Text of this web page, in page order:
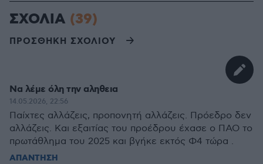
ΣΧΟΛΙΑ (39)
ΠΡΟΣΘΗΚΗ ΣΧΟΛΙΟΥ
Να λέμε όλη την αληθεια
14.05.2026, 22:56
Παίχτες αλλάζεις, προπονητή αλλάζεις. Πρόεδρο δεν
αλλάζεις. Και εξαιτίας του προέδρου έχασε ο ΠΑΟ το
πρωτάθλημα του 2025 και βγήκε εκτός Φ4 τώρα .
ΑΠΑΝΤΗΣΗ